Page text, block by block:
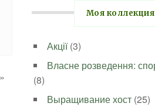
Моя коллекция
Акції(3)
Власне розведення:
(8)
Выращивание хост (25)